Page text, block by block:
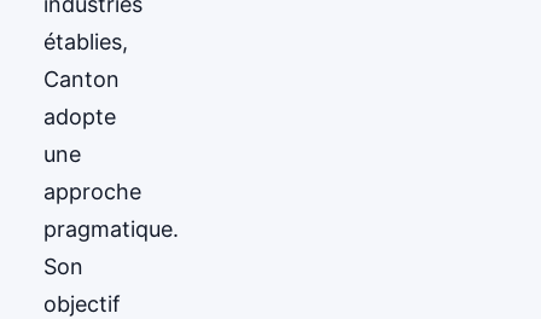
établies,
Canton
adopte
une
approche
pragmatique.
Son
objectif